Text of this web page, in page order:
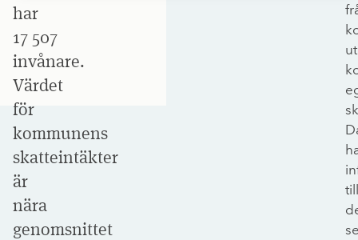
har
17 507
invånare.
Värdet
för
kommunens
skatteintäkter
är
nära
genomsnittet
till